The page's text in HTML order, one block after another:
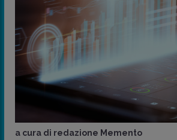
a cura di redazione Memento